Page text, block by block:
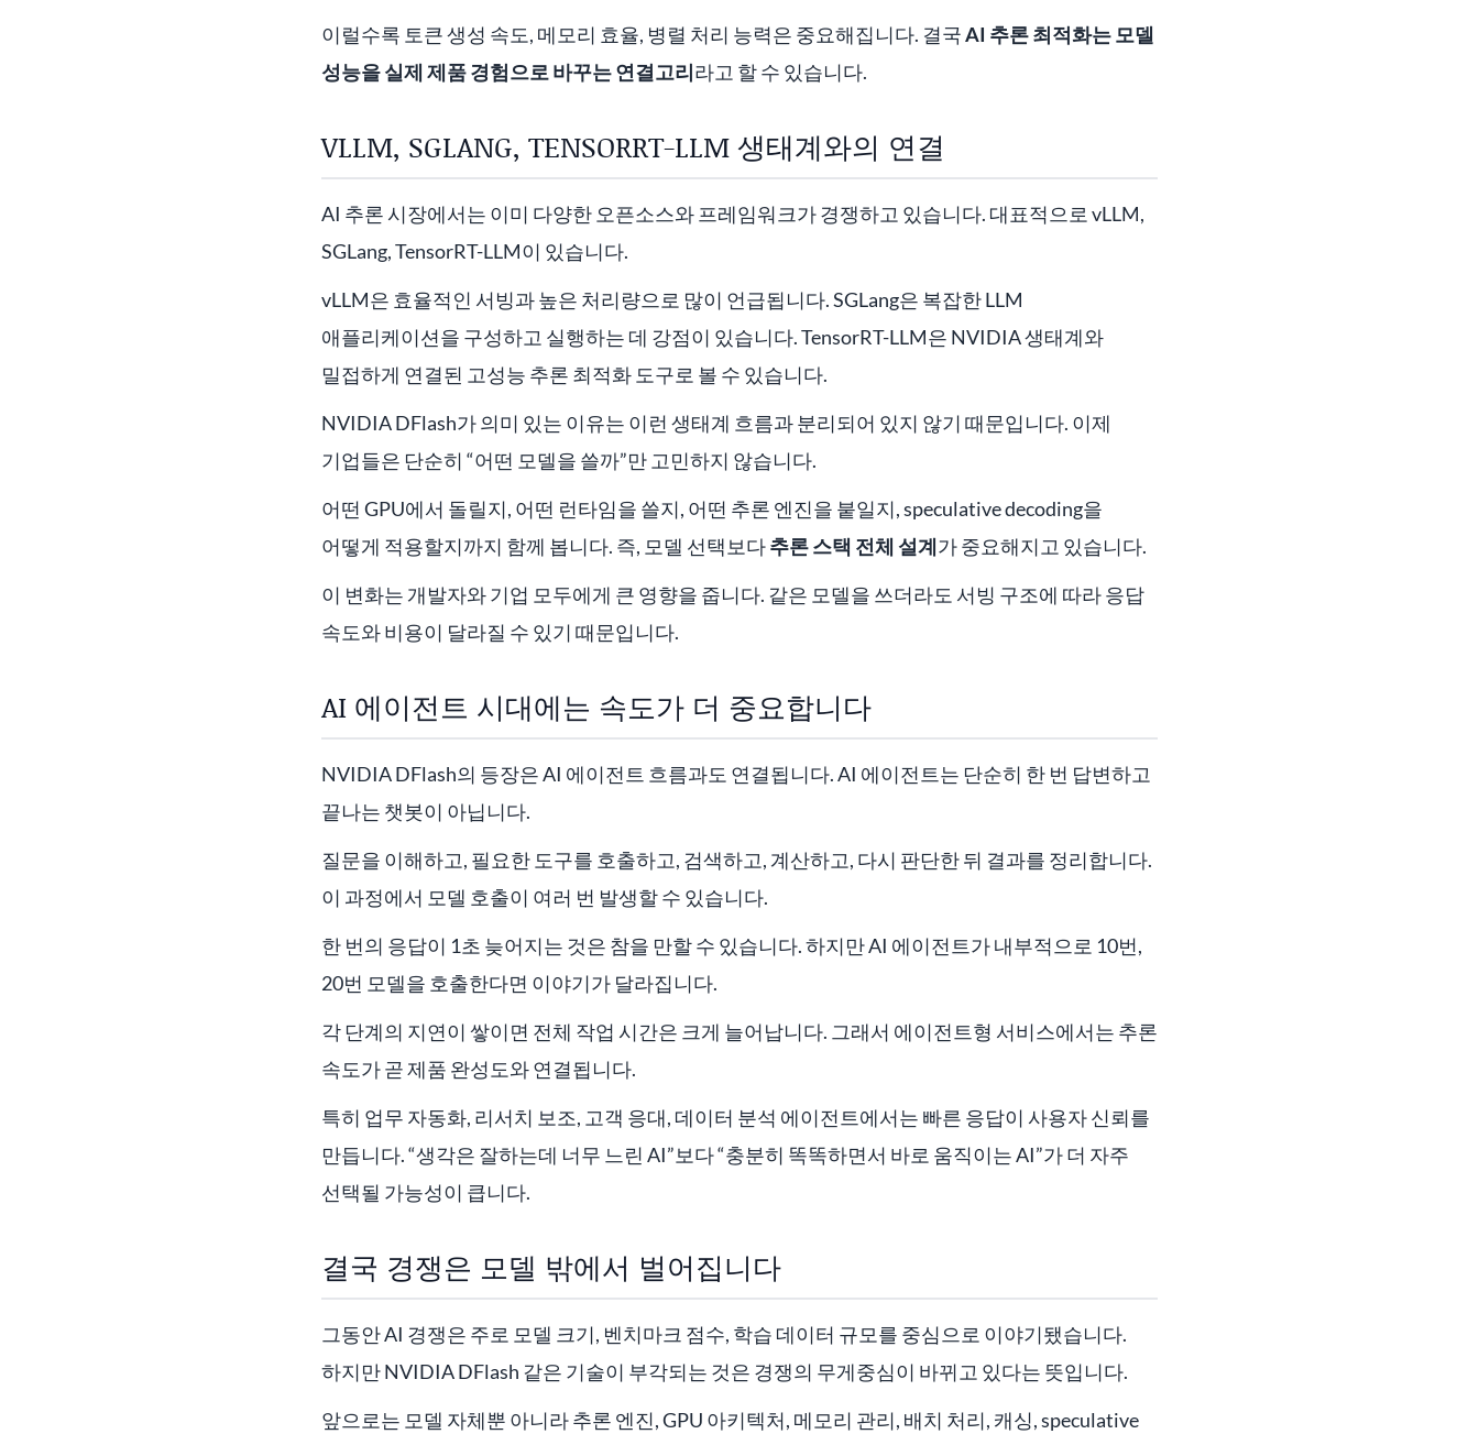
이럴수록 토큰 생성 속도, 메모리 효율, 병렬 처리 능력은 중요해집니다. 결국AI 추론 최적화는 모델
성능을 실제 제품 경험으로 바꾸는 연결고리라고 할 수 있습니다.
VLLM, SGLANG, TENSORRT-LLM 생태계와의 연결
AI 추론 시장에서는 이미 다양한 오픈소스와 프레임워크가 경쟁하고 있습니다. 대표적으로 vLLM,
SGLang, TensorRT-LLM이 있습니다.
vLLM은 효율적인 서빙과 높은 처리량으로 많이 언급됩니다. SGLang은 복잡한 LLM
애플리케이션을 구성하고 실행하는 데 강점이 있습니다. TensorRT-LLM은 NVIDIA 생태계와
밀접하게 연결된 고성능 추론 최적화 도구로 볼 수 있습니다.
NVIDIA DFlash가 의미 있는 이유는 이런 생태계 흐름과 분리되어 있지 않기 때문입니다. 이제
기업들은 단순히 “어떤 모델을 쓸까”만 고민하지 않습니다.
어떤 GPU에서 돌릴지, 어떤 런타임을 쓸지, 어떤 추론 엔진을 붙일지, speculative decoding을
어떻게 적용할지까지 함께 봅니다. 즉, 모델 선택보다추론 스택 전체 설계가 중요해지고 있습니다.
이 변화는 개발자와 기업 모두에게 큰 영향을 줍니다. 같은 모델을 쓰더라도 서빙 구조에 따라 응답
속도와 비용이 달라질 수 있기 때문입니다.
AI 에이전트 시대에는 속도가 더 중요합니다
NVIDIA DFlash의 등장은 AI 에이전트 흐름과도 연결됩니다. AI 에이전트는 단순히 한 번 답변하고
끝나는 챗봇이 아닙니다.
질문을 이해하고, 필요한 도구를 호출하고, 검색하고, 계산하고, 다시 판단한 뒤 결과를 정리합니다.
이 과정에서 모델 호출이 여러 번 발생할 수 있습니다.
한 번의 응답이 1초 늦어지는 것은 참을 만할 수 있습니다. 하지만 AI 에이전트가 내부적으로 10번,
20번 모델을 호출한다면 이야기가 달라집니다.
각 단계의 지연이 쌓이면 전체 작업 시간은 크게 늘어납니다. 그래서 에이전트형 서비스에서는 추론
속도가 곧 제품 완성도와 연결됩니다.
특히 업무 자동화, 리서치 보조, 고객 응대, 데이터 분석 에이전트에서는 빠른 응답이 사용자 신뢰를
만듭니다. “생각은 잘하는데 너무 느린 AI”보다 “충분히 똑똑하면서 바로 움직이는 AI”가 더 자주
선택될 가능성이 큽니다.
결국 경쟁은 모델 밖에서 벌어집니다
그동안 AI 경쟁은 주로 모델 크기, 벤치마크 점수, 학습 데이터 규모를 중심으로 이야기됐습니다.
하지만 NVIDIA DFlash 같은 기술이 부각되는 것은 경쟁의 무게중심이 바뀌고 있다는 뜻입니다.
앞으로는 모델 자체뿐 아니라 추론 엔진, GPU 아키텍처, 메모리 관리, 배치 처리, 캐싱, speculative